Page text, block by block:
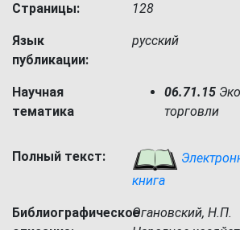
Страницы: 128
Язык
публикации:
русский
Научная
тематика
06.71.15
торговли
Полный текст:
книга
БиблиографическоеОгановский, Н.П.